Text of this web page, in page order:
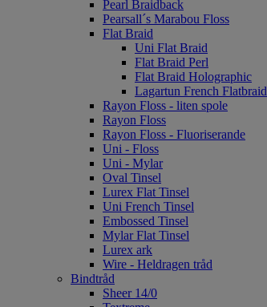
Pearl Braidback
Pearsall´s Marabou Floss
Flat Braid
Uni Flat Braid
Flat Braid Perl
Flat Braid Holographic
Lagartun French Flatbraid
Rayon Floss - liten spole
Rayon Floss
Rayon Floss - Fluoriserande
Uni - Floss
Uni - Mylar
Oval Tinsel
Lurex Flat Tinsel
Uni French Tinsel
Embossed Tinsel
Mylar Flat Tinsel
Lurex ark
Wire - Heldragen tråd
Bindtråd
Sheer 14/0